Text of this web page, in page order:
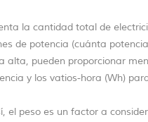
la cantidad total de
de potencia (cuánta
pueden proporcionar
y los vatios-hora (Wh)
el peso es un factor a